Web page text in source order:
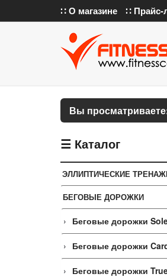
∷ О магазине ∷ Прайс-
Вы
☰ Каталог
ЭЛЛИПТИЧЕСКИЕ
БЕГОВЫЕ ДОРОЖКИ
Беговые дорожки
Беговые дорожки
Беговые дорожки